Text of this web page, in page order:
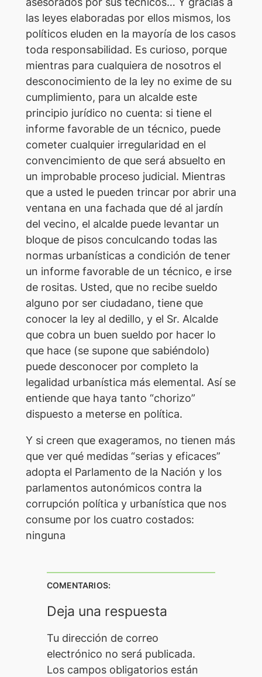
las leyes elaboradas por ellos mismos, los
políticos eluden en la mayoría de los casos
toda responsabilidad. Es curioso, porque
mientras para cualquiera de nosotros el
desconocimiento de la ley no exime de su
cumplimiento, para un alcalde este
principio jurídico no cuenta: si tiene el
informe favorable de un técnico, puede
cometer cualquier irregularidad en el
convencimiento de que será absuelto en
un improbable proceso judicial. Mientras
que a usted le pueden trincar por abrir una
ventana en una fachada que dé al jardín
del vecino, el alcalde puede levantar un
bloque de pisos conculcando todas las
normas urbanísticas a condición de tener
un informe favorable de un técnico, e irse
de rositas. Usted, que no recibe sueldo
alguno por ser ciudadano, tiene que
conocer la ley al dedillo, y el Sr. Alcalde
que cobra un buen sueldo por hacer lo
que hace (se supone que sabiéndolo)
puede desconocer por completo la
legalidad urbanística más elemental. Así se
entiende que haya tanto “chorizo”
dispuesto a meterse en política.
Y si creen que exageramos, no tienen más
que ver qué medidas “serias y eficaces”
adopta el Parlamento de la Nación y los
parlamentos autonómicos contra la
corrupción política y urbanística que nos
consume por los cuatro costados:
ninguna
COMENTARIOS:
Deja una respuesta
Tu dirección de correo
electrónico no será publicada.
Los campos obligatorios están